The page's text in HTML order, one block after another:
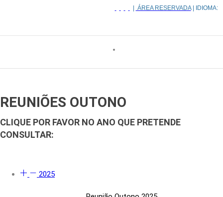
ÁREA RESERVADA| IDIOMA:
REUNIÕES OUTONO
CLIQUE POR FAVOR NO ANO QUE PRETENDE
CONSULTAR:
2025